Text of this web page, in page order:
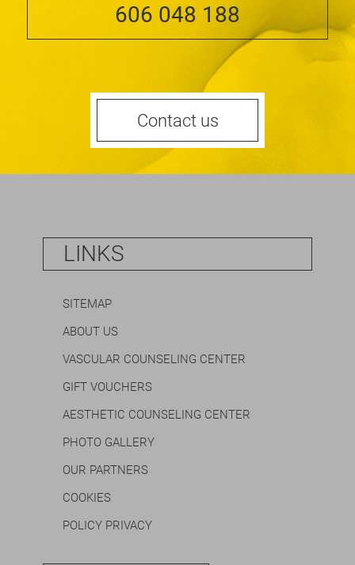
606 048 188
Contact us
LINKS
SITEMAP
ABOUT US
VASCULAR COUNSELING CENTER
GIFT VOUCHERS
AESTHETIC COUNSELING CENTER
PHOTO GALLERY
OUR PARTNERS
COOKIES
POLICY PRIVACY